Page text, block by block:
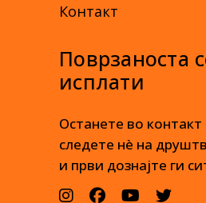
Контакт
Поврзаноста
исплати
Останете во контакт
следете нè на
и први дознајте ги